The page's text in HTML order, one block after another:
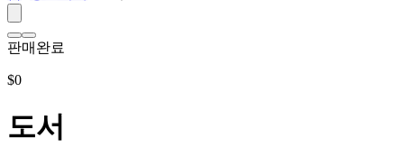
판매완료
$0
도서